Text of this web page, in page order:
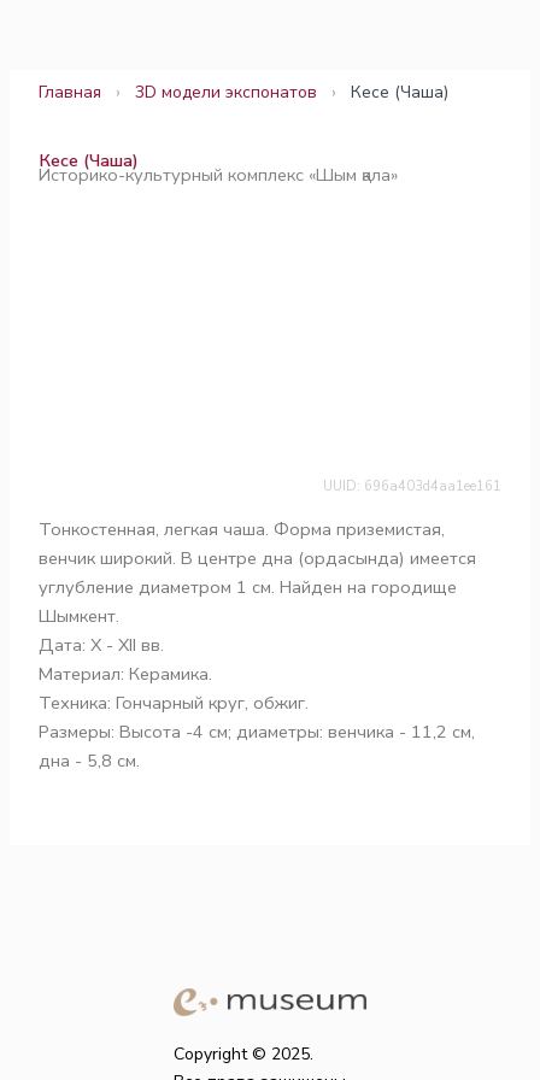
Главная › 3D модели экспонатов › Кесе (Чаша)
Кесе (Чаша)
Историко-культурный комплекс «Шым қала»
UUID: 696a403d4aa1ee161
Тонкостенная, легкая чаша. Форма приземистая,
венчик широкий. В центре дна (ордасында) имеется
углубление диаметром 1 см. Найден на городище
Шымкент.
Дата: X - XII вв.
Материал: Керамика.
Техника: Гончарный круг, обжиг.
Размеры: Высота -4 см; диаметры: венчика - 11,2 см,
дна - 5,8 см.
Copyright © 2025.